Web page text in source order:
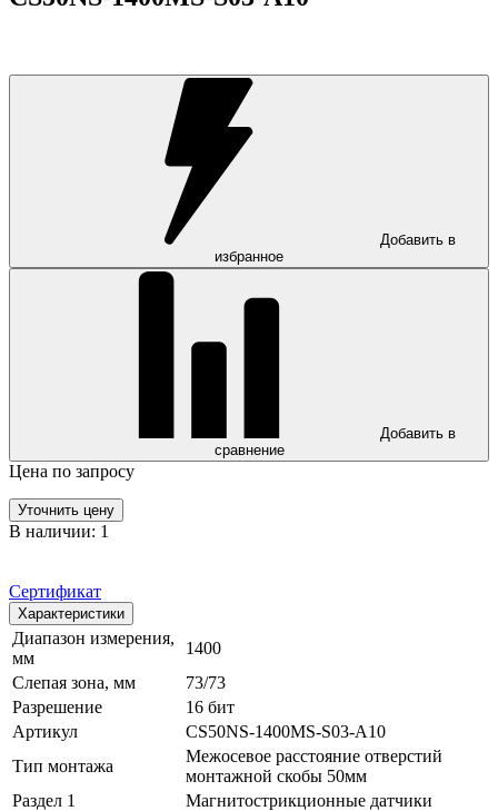
Добавить в
избранное
Добавить в
сравнение
Цена по запросу
Уточнить цену
В наличии: 1
Сертификат
Характеристики
Диапазон измерения,
мм
1400
Слепая зона, мм
73/73
Разрешение
16 бит
Артикул
CS50NS-1400MS-S03-A10
Тип монтажа
Межосевое расстояние отверстий
монтажной скобы 50мм
Раздел 1
Магнитострикционные датчики